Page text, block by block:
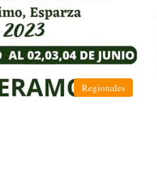
Regionales